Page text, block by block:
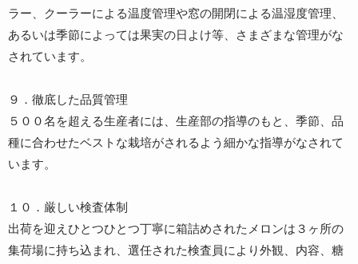
ラー、クーラーによる温度管理や窓の開閉による温湿度管理、
あるいは季節によっては果実の日よけ等、さまざまな管理がな
されています。
９．徹底した品質管理
５００名を超える生産者には、生産部の指導のもと、季節、品
種に合わせたベストな栽培がされるよう細かな指導がなされて
います。
１０．厳しい検査体制
出荷を迎えひとつひとつ丁寧に箱詰めされたメロンは３ヶ所の
集荷場に持ち込まれ、選任された検査員により外観、内容、糖